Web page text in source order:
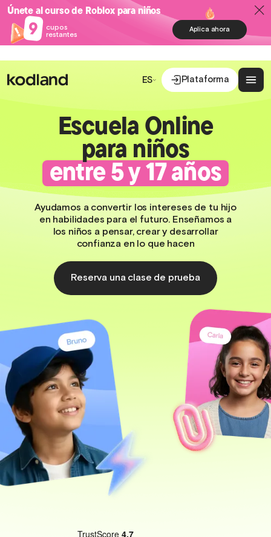
ES Plataforma
Únete al curso de Roblox para niños
9
cupos
restantes
Aplica ahora
Escuela Online
para niños
entre 5 y 17 años
Ayudamos a convertir los intereses de tu hijo
en habilidades para el futuro. Enseñamos a
los niños a pensar, crear y desarrollar
confianza en lo que hacen
Reserva una clase de prueba